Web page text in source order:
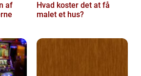
af
Hvad koster det at få
malet et hus?